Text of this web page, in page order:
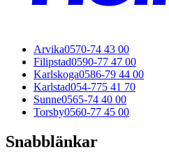
Arvika0570-74 43 00
Filipstad0590-77 47 00
Karlskoga0586-79 44 00
Karlstad054-775 41 70
Sunne0565-74 40 00
Torsby0560-77 45 00
Snabblänkar